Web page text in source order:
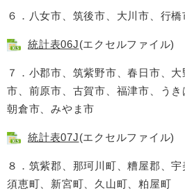
６．八女市、筑後市、大川市、行
統計表06J(エクセルファイル)
７．小郡市、筑紫野市、春日市、
市、前原市、古賀市、福津市、うき
朝倉市、みやま市
統計表07J(エクセルファイル)
８．筑紫郡、那珂川町、糟屋郡、宇
須恵町、新宮町、久山町、粕屋町